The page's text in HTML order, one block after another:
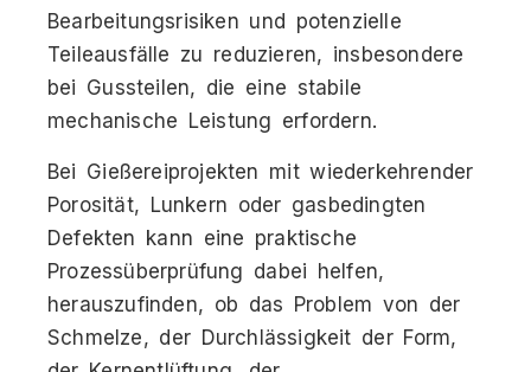
Bearbeitungsrisiken und potenzielle
Teileausfälle zu reduzieren, insbesondere
bei Gussteilen, die eine stabile
mechanische Leistung erfordern.
Bei Gießereiprojekten mit wiederkehrender
Porosität, Lunkern oder gasbedingten
Defekten kann eine praktische
Prozessüberprüfung dabei helfen,
herauszufinden, ob das Problem von der
Schmelze, der Durchlässigkeit der Form,